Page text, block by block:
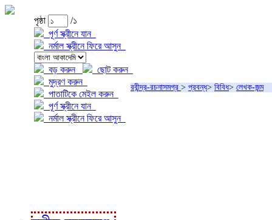
পৃষ্ঠা
/১
পূর্ণ স্ক্রীনে যান
নর্মাল স্ক্রীনে ফিরে আসুন
বড় করুন
ছোট করুন
মুদ্রণ করুন
পাতাটিকে মেইল করুন
পূর্ণ স্ক্রীনে যান
নর্মাল স্ক্রীনে ফিরে আসুন
রবীন্দ্র-রচনাসমগ্র > প্রবন্ধ> বিবিধ> লেখক-জন্ম